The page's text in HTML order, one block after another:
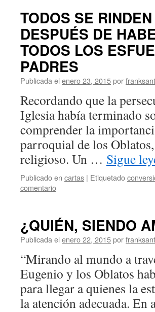
TODOS SE
DESPUÉS DE
TODOS LOS
PADRES
Publicada el enero 23, 2015por
Recordando que la
Iglesia había terminado
comprender la
parroquial de los
religioso. Un … Sigue
Publicado en cartas | Etiquetado
comentario
¿QUIÉN, SIENDO
Publicada el enero 22, 2015por
“Mirando al mundo a
Eugenio y los Oblatos
para llegar a quienes la
la atención adecuada.